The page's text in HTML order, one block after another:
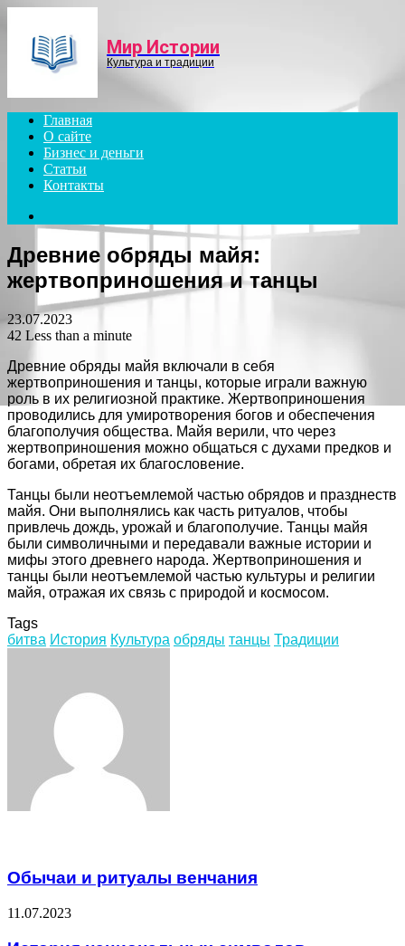
Мир Истории
Культура и традиции
Главная
О сайте
Бизнес и деньги
Статьи
Контакты
for
Древние обряды майя:
жертвоприношения и танцы
23.07.2023
42 Less than a minute
Древние обряды майя включали в себя
жертвоприношения и танцы, которые играли важную
роль в их религиозной практике. Жертвоприношения
проводились для умиротворения богов и обеспечения
благополучия общества. Майя верили, что через
жертвоприношения можно общаться с духами предков и
богами, обретая их благословение.
Танцы были неотъемлемой частью обрядов и празднеств
майя. Они выполнялись как часть ритуалов, чтобы
привлечь дождь, урожай и благополучие. Танцы майя
были символичными и передавали важные истории и
мифы этого древнего народа. Жертвоприношения и
танцы были неотъемлемой частью культуры и религии
майя, отражая их связь с природой и космосом.
Tags
битва История Культура обряды танцы Традиции
Обычаи и ритуалы венчания
11.07.2023